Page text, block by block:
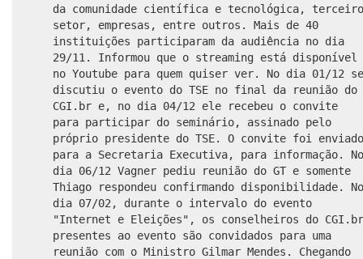
da comunidade científica e tecnológica, terceiro
setor, empresas, entre outros. Mais de 40
instituições participaram da audiência no dia
29/11. Informou que o streaming está disponível
no Youtube para quem quiser ver. No dia 01/12 se
discutiu o evento do TSE no final da reunião do
CGI.br e, no dia 04/12 ele recebeu o convite
para participar do seminário, assinado pelo
próprio presidente do TSE. O convite foi enviado
para a Secretaria Executiva, para informação. No
dia 06/12 Vagner pediu reunião do GT e somente
Thiago respondeu confirmando disponibilidade. No
dia 07/02, durante o intervalo do evento
"Internet e Eleições", os conselheiros do CGI.br
presentes ao evento são convidados para uma
reunião com o Ministro Gilmar Mendes. Chegando